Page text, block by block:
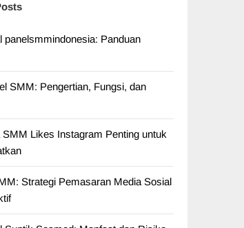
panelsmmindonesia: Panduan
SMM: Pengertian, Fungsi, dan
SMM Likes Instagram Penting untuk
Strategi Pemasaran Media Sosial